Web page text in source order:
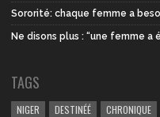
Sororité: chaque femme a
Ne disons plus : “une femme a
TAGS
NIGER DESTINÉÉ CHRONIQUE